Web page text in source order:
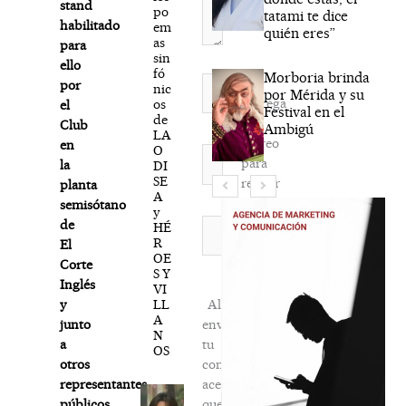
stand
habilitado
para
ello
por
el
Club
en
la
planta
semisótano
de
El
Corte
Inglés
y
junto
a
otros
representantes
po
em
as
sin
fó
nic
os
de
LA
O
DI
SE
A
y
HÉ
R
OE
S Y
VI
LL
A
N
OS
Nombre*
Correo
electrónico*
Agréga
mi
correo
para
recibir
la
newsletter
Al
enviar
tu
comentario,
aceptas
tatami te dice
quién eres”
Morboria brinda
por Mérida y su
Festival en el
Ambigú